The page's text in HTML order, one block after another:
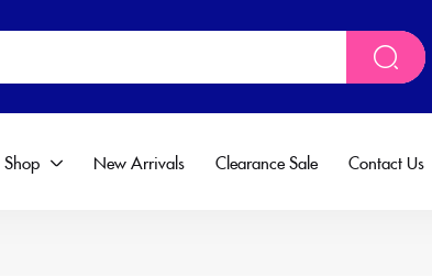
Shop New Arrivals Clearance Sale Contact Us